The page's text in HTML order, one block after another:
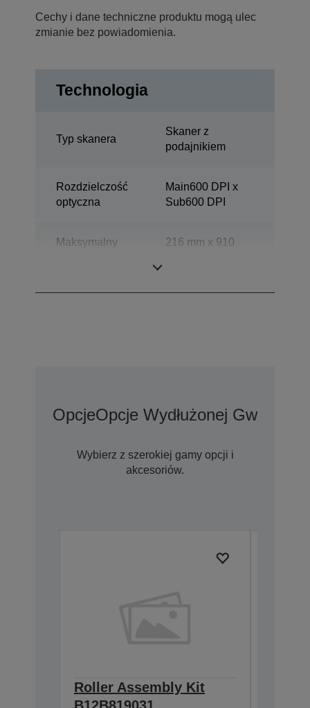
Cechy i dane techniczne produktu mogą ulec
zmianie bez powiadomienia.
Technologia
Typ skanera
Skaner z
podajnikiem
Rozdzielczość
optyczna
Main600 DPI x
Sub600 DPI
Maksymalny
216 mm x 910
OpcjeOpcje Wydłużonej
Wybierz z szerokiej gamy opcji i
akcesoriów.
Roller Assembly Kit